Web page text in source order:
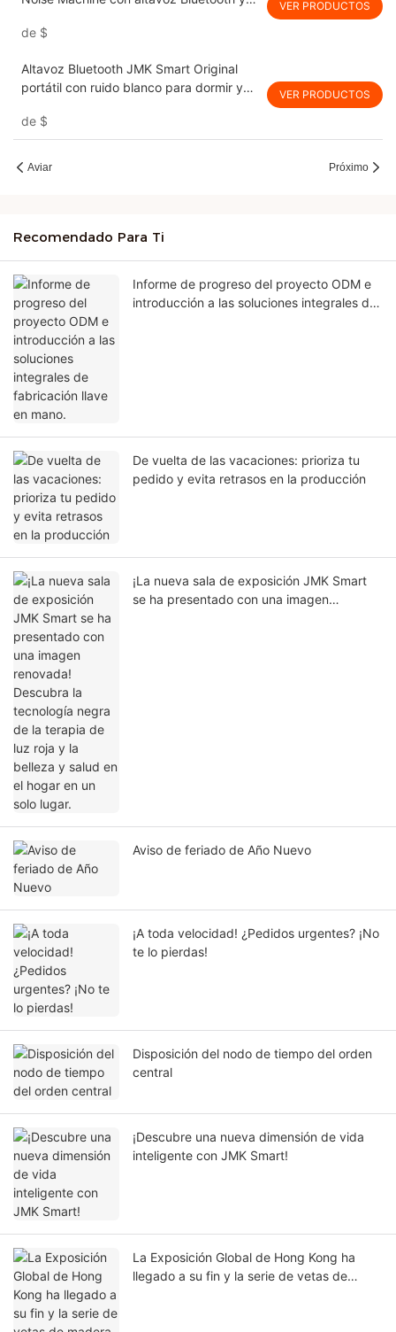
despertador para bebés & Adultos
de $
VER PRODUCTOS
Altavoz Bluetooth JMK Smart Original
portátil con ruido blanco para dormir y
de $
VER PRODUCTOS
Aviar Próximo
Recomendado Para Ti
Informe de progreso del proyecto ODM e
introducción a las soluciones integrales de
De vuelta de las vacaciones: prioriza tu
pedido y evita retrasos en la producción
¡La nueva sala de exposición JMK Smart
se ha presentado con una imagen
Aviso de feriado de Año Nuevo
¡A toda velocidad! ¿Pedidos urgentes? ¡No
te lo pierdas!
Disposición del nodo de tiempo del orden
central
¡Descubre una nueva dimensión de vida
inteligente con JMK Smart!
La Exposición Global de Hong Kong ha
llegado a su fin y la serie de vetas de